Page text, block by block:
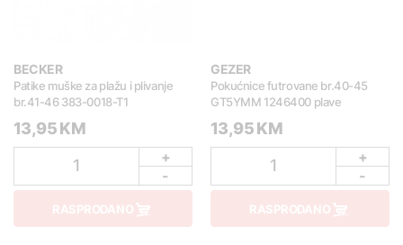
BECKER
Patike muške za plažu i plivanje
br.41-46 383-0018-T1
13,95 KM
1
+
-
RASPRODANO
GEZER
Pokućnice futrovane br.40-45
GT5YMM 1246400 plave
13,95 KM
1
+
-
RASPRODANO